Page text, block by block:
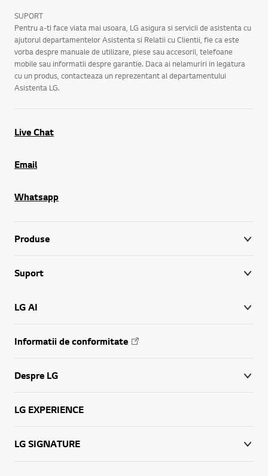
SUPORT
Pentru a-ti face viata mai usoara, LG asigura si servicii de asistenta cu
ajutorul departamentelor Asistenta si Relatii cu Clientii, fie ca este
vorba despre manuale de utilizare, piese sau accesorii, telefoane
mobile sau informatii despre garantie. Daca ai nelamuriri in legatura
cu un produs, contacteaza un reprezentant al departamentului
Asistenta LG.
Live Chat
Email
Whatsapp
Produse
Suport
LG AI
Informatii de conformitate
Despre LG
LG EXPERIENCE
LG SIGNATURE